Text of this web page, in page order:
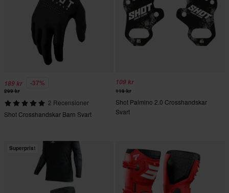
189 kr -37%
299 kr
2 Recensioner
Shot Crosshandskar Barn Svart
109 kr
119 kr
Shot Palmino 2.0 Crosshandskar
Svart
Superpris!